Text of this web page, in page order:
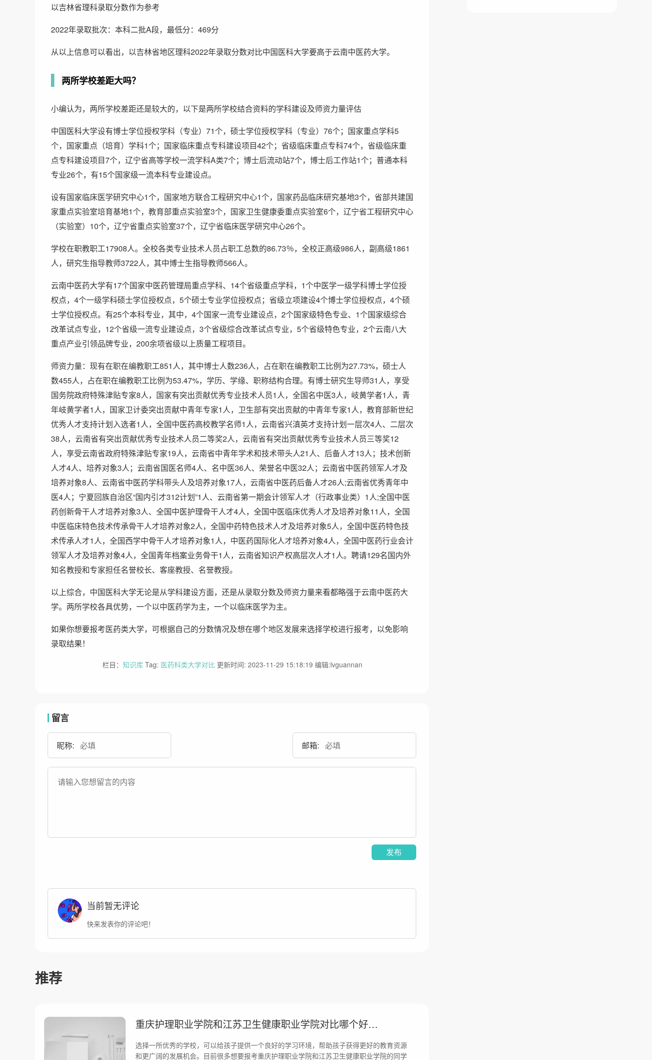
以吉林省理科录取分数作为参考
2022年录取批次：本科二批A段，最低分：469分
从以上信息可以看出，以吉林省地区理科2022年录取分数对比中国医科大学要高于云南中医药大学。
两所学校差距大吗？
小编认为，两所学校差距还是较大的，以下是两所学校结合资料的学科建设及师资力量评估
中国医科大学设有博士学位授权学科（专业）71个，硕士学位授权学科（专业）76个；国家重点学科5
个，国家重点（培育）学科1个；国家临床重点专科建设项目42个；省级临床重点专科74个，省级临床重
点专科建设项目7个，辽宁省高等学校一流学科A类7个；博士后流动站7个，博士后工作站1个；普通本科
专业26个，有15个国家级一流本科专业建设点。
设有国家临床医学研究中心1个，国家地方联合工程研究中心1个，国家药品临床研究基地3个，省部共建国
家重点实验室培育基地1个，教育部重点实验室3个，国家卫生健康委重点实验室6个，辽宁省工程研究中心
（实验室）10个，辽宁省重点实验室37个，辽宁省临床医学研究中心26个。
学校在职教职工17908人。全校各类专业技术人员占职工总数的86.73％，全校正高级986人，副高级1861
人，研究生指导教师3722人，其中博士生指导教师566人。
云南中医药大学有17个国家中医药管理局重点学科、14个省级重点学科，1个中医学一级学科博士学位授
权点，4个一级学科硕士学位授权点，5个硕士专业学位授权点；省级立项建设4个博士学位授权点，4个硕
士学位授权点。有25个本科专业，其中，4个国家一流专业建设点，2个国家级特色专业、1个国家级综合
改革试点专业，12个省级一流专业建设点，3个省级综合改革试点专业，5个省级特色专业，2个云南八大
重点产业引领品牌专业，200余项省级以上质量工程项目。
师资力量：现有在职在编教职工851人，其中博士人数236人，占在职在编教职工比例为27.73%，硕士人
数455人，占在职在编教职工比例为53.47%，学历、学缘、职称结构合理。有博士研究生导师31人，享受
国务院政府特殊津贴专家8人，国家有突出贡献优秀专业技术人员1人，全国名中医3人，岐黄学者1人，青
年岐黄学者1人，国家卫计委突出贡献中青年专家1人，卫生部有突出贡献的中青年专家1人，教育部新世纪
优秀人才支持计划入选者1人，全国中医药高校教学名师1人，云南省兴滇英才支持计划一层次4人、二层次
38人，云南省有突出贡献优秀专业技术人员二等奖2人，云南省有突出贡献优秀专业技术人员三等奖12
人，享受云南省政府特殊津贴专家19人，云南省中青年学术和技术带头人21人、后备人才13人；技术创新
人才4人、培养对象3人；云南省国医名师4人、名中医36人、荣誉名中医32人；云南省中医药领军人才及
培养对象8人、云南省中医药学科带头人及培养对象17人，云南省中医药后备人才26人;云南省优秀青年中
医4人；宁夏回族自治区“国内引才312计划”1人、云南省第一期会计领军人才（行政事业类）1人;全国中医
药创新骨干人才培养对象3人、全国中医护理骨干人才4人，全国中医临床优秀人才及培养对象11人，全国
中医临床特色技术传承骨干人才培养对象2人，全国中药特色技术人才及培养对象5人，全国中医药特色技
术传承人才1人，全国西学中骨干人才培养对象1人，中医药国际化人才培养对象4人，全国中医药行业会计
领军人才及培养对象4人，全国青年档案业务骨干1人，云南省知识产权高层次人才1人。聘请129名国内外
知名教授和专家担任名誉校长、客座教授、名誉教授。
以上综合，中国医科大学无论是从学科建设方面，还是从录取分数及师资力量来看都略强于云南中医药大
学。两所学校各具优势，一个以中医药学为主，一个以临床医学为主。
如果你想要报考医药类大学，可根据自己的分数情况及想在哪个地区发展来选择学校进行报考，以免影响
录取结果！
栏目： 知识库Tag: 医药科类大学对比 更新时间: 2023-11-29 15:18:19 编辑:lvguannan
留言
昵称: 邮箱:
发布
当前暂无评论
快来发表你的评论吧！
推荐
重庆护理职业学院和江苏卫生健康职业学院对比哪个好哪个更厉害？差距大吗？
选择一所优秀的学校，可以给孩子提供一个良好的学习环境，帮助孩子获得更好的教育资源
和更广阔的发展机会。目前很多想要报考重庆护理职业学院和江苏卫生健康职业学院的同学